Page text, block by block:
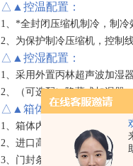
△▲ 控温配置 ：
1、 *全封闭压缩机制冷 ， 制冷
2、 为保护制冷压缩机 ， 控制
△▲ 控湿配置 ：
1、 采用外置丙林超声波加湿器
2、（可选配）隐藏式加湿器
△▲ 箱体设计：
1、 箱体内胆采用 ，
2、 进口高精度数控机床加工
3、 门封条采用硅胶密封条